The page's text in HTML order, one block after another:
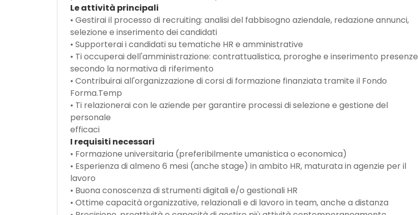
Le attività principali
• Gestirai il processo di recruiting: analisi del fabbisogno aziendale, redazione annunci,
selezione e inserimento dei candidati
• Supporterai i candidati su tematiche HR e amministrative
• Ti occuperai dell'amministrazione: contrattualistica, proroghe e inserimento presenze
secondo la normativa di riferimento
• Contribuirai all'organizzazione di corsi di formazione finanziata tramite il Fondo
Forma.Temp
• Ti relazionerai con le aziende per garantire processi di selezione e gestione del
personale
efficaci
I requisiti necessari
• Formazione universitaria (preferibilmente umanistica o economica)
• Esperienza di almeno 6 mesi (anche stage) in ambito HR, maturata in agenzie per il
lavoro
• Buona conoscenza di strumenti digitali e/o gestionali HR
• Ottime capacità organizzative, relazionali e di lavoro in team, anche a distanza